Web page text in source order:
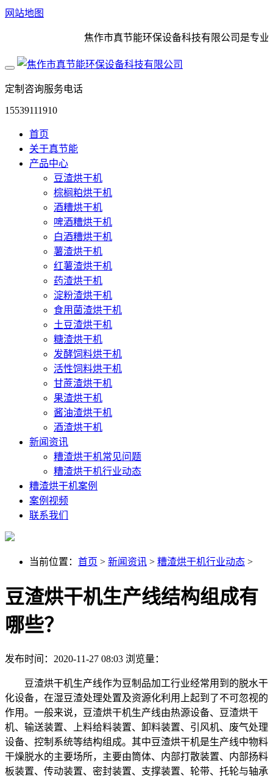
网站地图
焦作市真节能环保设备科技有限公司是专
定制咨询服务电话
15539111910
首页
关于真节能
产品中心
豆渣烘干机
棕榈粕烘干机
酒糟烘干机
啤酒糟烘干机
白酒糟烘干机
薯渣烘干机
红薯渣烘干机
药渣烘干机
淀粉渣烘干机
食用菌渣烘干机
土豆渣烘干机
糖渣烘干机
发酵饲料烘干机
活性饲料烘干机
甘蔗渣烘干机
果渣烘干机
酱油渣烘干机
酒渣烘干机
新闻资讯
糟渣烘干机常见问题
糟渣烘干机行业动态
糟渣烘干机案例
案例视频
联系我们
当前位置： 首页 > 新闻资讯 > 糟渣烘干机行业动态 >
豆渣烘干机生产线结构组成有
哪些？
发布时间：2020-11-27 08:03 浏览量：
豆渣烘干机生产线作为豆制品加工行业经常用到的脱水干
化设备，在湿豆渣处理处置及资源化利用上起到了不可忽视的
作用。一般来说，豆渣烘干机生产线由热源设备、豆渣烘干
机、输送装置、上料给料装置、卸料装置、引风机、废气处理
设备、控制系统等结构组成。其中豆渣烘干机是生产线中物料
干燥脱水的主要场所，主要由筒体、内部打散装置、内部扬料
板装置、传动装置、密封装置、支撑装置、轮带、托轮与轴承